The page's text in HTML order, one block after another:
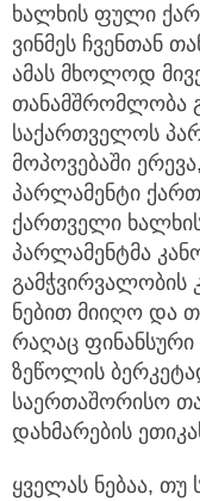
ხალხის ფული
ვინმეს ჩვენთან
ამას მხოლოდ
თანამშრომლობა
საქართველოს
მოპოვებაში
პარლამენტი
ქართველი
პარლამენტმა
გამჭვირვალობის
ნებით მიიღო და
რაღაც ფინანსური
ზეწოლის
საერთაშორისო
დახმარების
ყველას ნებაა, თუ